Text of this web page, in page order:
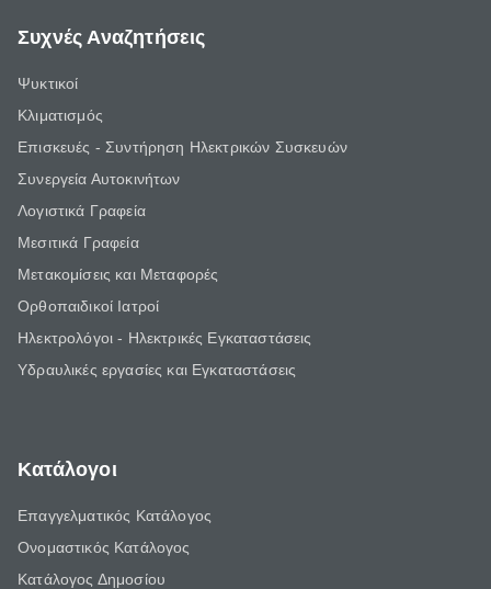
Συχνές Αναζητήσεις
Ψυκτικοί
Κλιματισμός
Επισκευές - Συντήρηση Ηλεκτρικών Συσκευών
Συνεργεία Αυτοκινήτων
Λογιστικά Γραφεία
Μεσιτικά Γραφεία
Μετακομίσεις και Μεταφορές
Ορθοπαιδικοί Ιατροί
Ηλεκτρολόγοι - Ηλεκτρικές Εγκαταστάσεις
Υδραυλικές εργασίες και Εγκαταστάσεις
Κατάλογοι
Επαγγελματικός Κατάλογος
Ονομαστικός Κατάλογος
Κατάλογος Δημοσίου